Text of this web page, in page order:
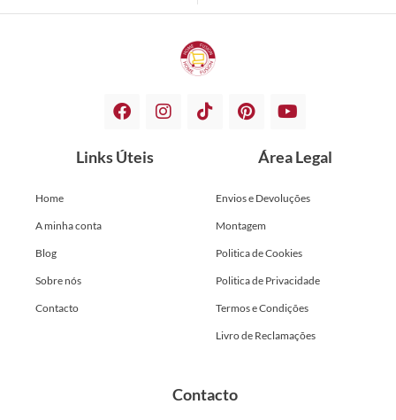
Links Úteis
Home
A minha conta
Blog
Sobre nós
Contacto
Área Legal
Envios e Devoluções
Montagem
Politica de Cookies
Politica de Privacidade
Termos e Condições
Livro de Reclamações
Contacto